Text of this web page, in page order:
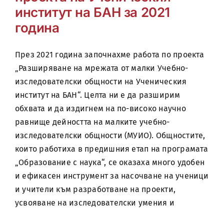
институт на БАН за 2021
година
През 2021 година започнахме работа по проекта
„Разширяване на мрежата от малки Учебно-
изследователски общности на Ученическия
институт на БАН“. Целта ни е да разширим
обхвата и да издигнем на по-високо научно
равнище дейността на малките учебно-
изследователски общности (МУИО). Общностите,
които работиха в предишния етап на програмата
„Образование с наука“, се оказаха много удобен
и ефикасен инструмент за насочване на ученици
и учители към разработване на проекти,
усвояване на изследователски умения и